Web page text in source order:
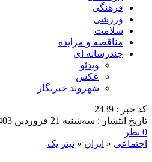
فرهنگی
ورزشی
سلامت
مناقصه و مزایده
چندرسانه ای
ویدئو
عکس
شهروند خبرنگار
کد خبر : 2439
تاریخ انتشار : سه‌شنبه 21 فروردین 1403 - 9:45
0 نظر
اجتماعی « ایران « تیتر یک